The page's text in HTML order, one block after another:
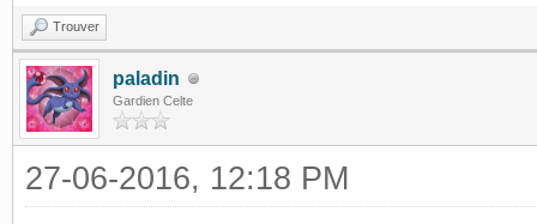
Trouver
paladin
Gardien Celte
27-06-2016, 12:18 PM